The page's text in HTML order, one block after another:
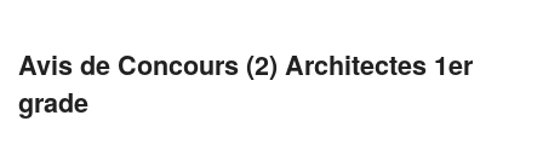
Avis de Concours (2) Architectes 1er
grade